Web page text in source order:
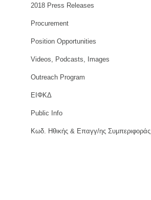
2018 Press Releases
Procurement
Position Opportunities
Videos, Podcasts, Images
Outreach Program
ΕΙΦΚΔ
Public Info
Κωδ. Ηθικής & Επαγγ/ης Συμπεριφοράς